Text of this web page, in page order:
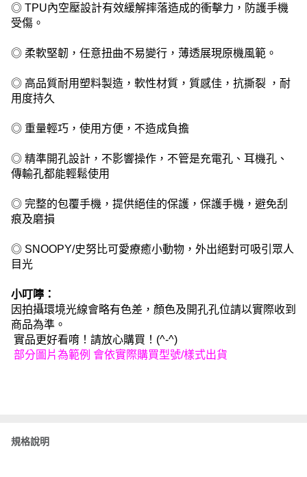
◎ TPU內空壓設計有效緩解摔落造成的衝擊力，防護手機
受傷。
◎ 柔軟堅韌，任意扭曲不易變行，薄透展現原機風範。
◎ 高品質耐用塑料製造，軟性材質，質感佳，抗撕裂 ，耐
用度持久
◎ 重量輕巧，使用方便，不造成負擔
◎ 精準開孔設計，不影響操作，不管是充電孔、耳機孔、
傳輸孔都能輕鬆使用
◎ 完整的包覆手機，提供絕佳的保護，保護手機，避免刮
痕及磨損
◎ SNOOPY/史努比可愛療癒小動物，外出絕對可吸引眾人
目光
小叮嚀：
因拍攝環境光線會略有色差，顏色及開孔孔位請以實際收到
商品為準。
實品更好看唷！請放心購買！(^-^)
部分圖片為範例 會依實際購買型號/樣式出貨
規格說明